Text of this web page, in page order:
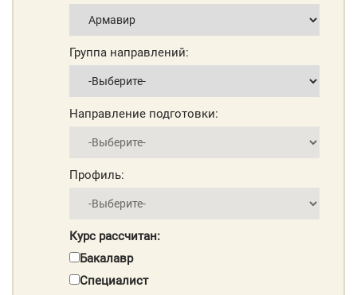
Группа направлений:
Направление подготовки:
Профиль:
Курс рассчитан:
Бакалавр
Специалист